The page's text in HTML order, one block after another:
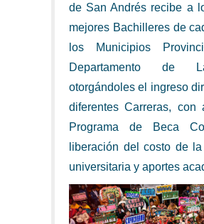
de San Andrés recibe a
mejores Bachilleres de
los Municipios
Departamento de
otorgándoles el ingreso
diferentes Carreras, con
Programa de Beca
liberación del costo de
universitaria y aportes